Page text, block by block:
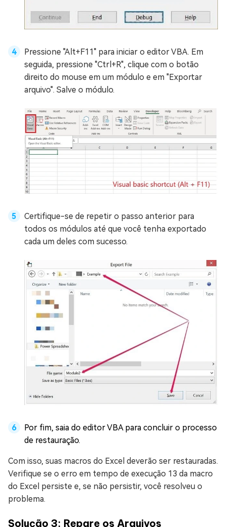
Pressione "Alt+F11" para iniciar o editor VBA. Em
seguida, pressione "Ctrl+R", clique com o botão
direito do mouse em um módulo e em "Exportar
arquivo". Salve o módulo.
Certifique-se de repetir o passo anterior para
todos os módulos até que você tenha exportado
cada um deles com sucesso.
Por fim, saia do editor VBA para concluir o processo
de restauração.
Com isso, suas macros do Excel deverão ser restauradas.
Verifique se o erro em tempo de execução 13 da macro
do Excel persiste e, se não persistir, você resolveu o
problema.
Solução 3: Repare os Arquivos